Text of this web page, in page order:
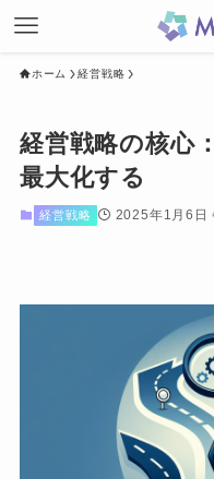
ホーム 経営戦略
経営戦略の核心
最大化する
経営戦略 2025年1月6日